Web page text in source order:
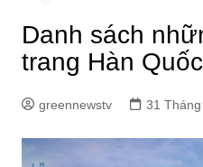
Danh sách
trang Hàn
greennewstv 31